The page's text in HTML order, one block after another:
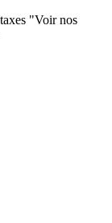
"Voir nos